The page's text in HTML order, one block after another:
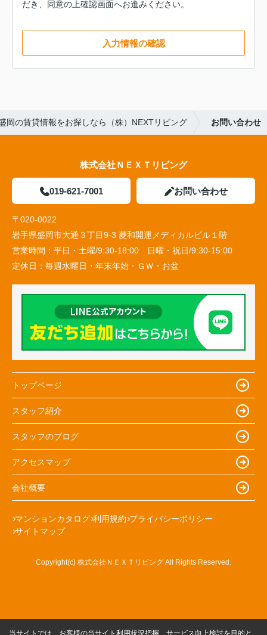
だき、同意の上確認画面へお進みください。
入力情報の確認
岡の賃貸情報をお探しなら（株）NEXTリビング お問い合わせ
株式会社ＮＥＸＴリビング
019-621-7001 お問い合わせ
〒020-0022
岩手県盛岡市大通３丁目9-3 菱和開運メディカルビル１階
営業時間： 平日・土曜/9:30-18:00 日曜・祝日/9:30-15:00
定休日： 毎週水曜日・年末年始・ＧＷ・お盆
トップページ
スタッフ紹介
スタッフのブログ
アクセスマップ
会社概要
マンションカタログ 利用規約 プライバシーポリシー
サイトマップ
Copyright(c) 株式会社ＮＥＸＴリビング All Rights Reserved.
当サイトでは、お客様の当サイト利用状況把握、サービス向上検討を目的と